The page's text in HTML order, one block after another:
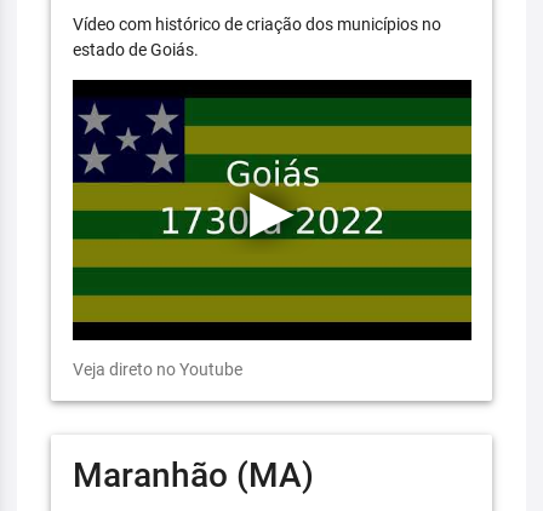
Vídeo com histórico de criação dos municípios no
estado de Goiás.
Veja direto no Youtube
Maranhão (MA)